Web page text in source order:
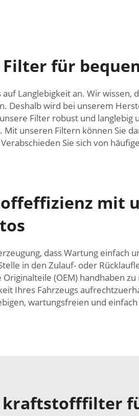
für
Langlebigkeit an. Wir
Deshalb wird bei unserem
Filter robust und langlebig
unseren Filtern können Sie
Sie sich von
mit
dass Wartung
in den Zulauf- oder
(OEM) handhaben
Ihres Fahrzeugs
wartungsfreien und